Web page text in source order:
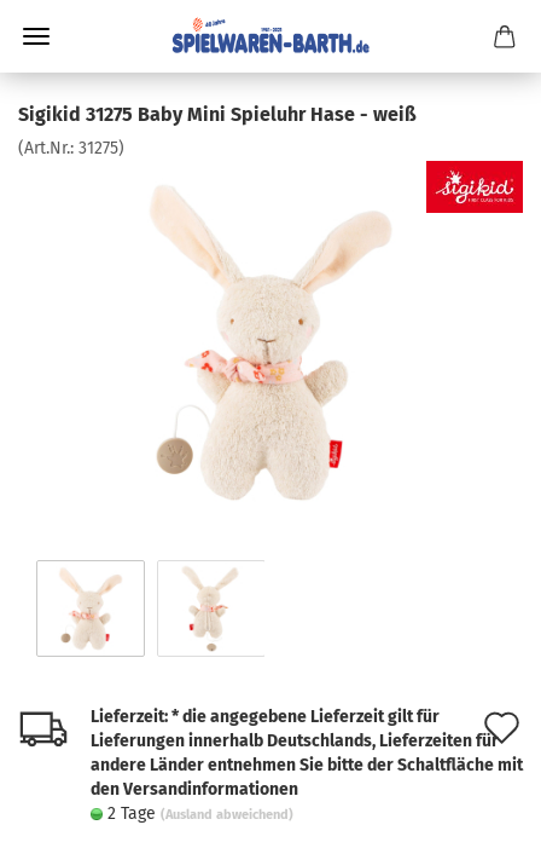
Sigikid 31275 Baby Mini Spieluhr Hase - weiß
(Art.Nr.: 31275)
Lieferzeit: * die angegebene Lieferzeit gilt für
Lieferungen innerhalb Deutschlands, Lieferzeiten für
andere Länder entnehmen Sie bitte der Schaltfläche mit
den Versandinformationen
2 Tage (Ausland abweichend)